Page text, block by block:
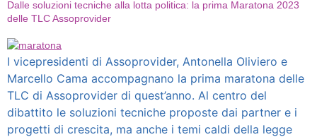
Dalle soluzioni tecniche alla lotta politica: la prima Maratona 2023
delle TLC Assoprovider
I vicepresidenti di Assoprovider, Antonella Oliviero e
Marcello Cama accompagnano la prima maratona delle
TLC di Assoprovider di quest’anno. Al centro del
dibattito le soluzioni tecniche proposte dai partner e i
progetti di crescita, ma anche i temi caldi della legge